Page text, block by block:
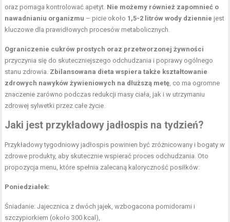
oraz pomaga kontrolować apetyt. Nie możemy również zapomnieć o
nawadnianiu organizmu – picie około 1,5-2 litrów wody dziennie jest
kluczowe dla prawidłowych procesów metabolicznych.
Ograniczenie cukrów prostych oraz przetworzonej żywności
przyczynia się do skuteczniejszego odchudzania i poprawy ogólnego
stanu zdrowia. Zbilansowana dieta wspiera także kształtowanie
zdrowych nawyków żywieniowych na dłuższą metę , co ma ogromne
znaczenie zarówno podczas redukcji masy ciała, jak i w utrzymaniu
zdrowej sylwetki przez całe życie.
Jaki jest przykładowy jadłospis na tydzień?
Przykładowy tygodniowy jadłospis powinien być zróżnicowany i bogaty w
zdrowe produkty, aby skutecznie wspierać proces odchudzania. Oto
propozycja menu, które spełnia zalecaną kaloryczność posiłków:
Poniedziałek:
Śniadanie: Jajecznica z dwóch jajek, wzbogacona pomidorami i
szczypiorkiem (około 300 kcal),